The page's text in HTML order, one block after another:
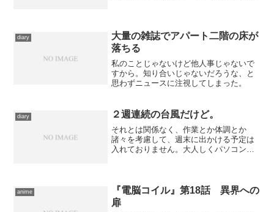
diary
大量の雑誌でアパート二階の床が
落ちる
私のことじゃないけど他人事じゃないで
すから。知り合いじゃないだろうな、と
思わずニュースに注視してしまった。
diary ２週連続の台風だけど。
それとは関係なく、作業とか体調とか
諸々を考慮して、週末に出かける予定は
入れておりません。大人しくパソコンに
た配置の変更もだいたい終わ...
anime
『電脳コイル』第18話 異界への
扉